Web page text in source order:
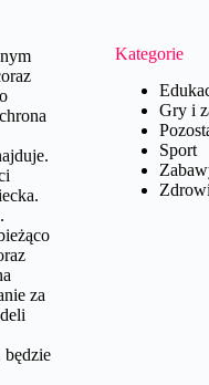
za
będzie
Kategorie
Gry i
Sport